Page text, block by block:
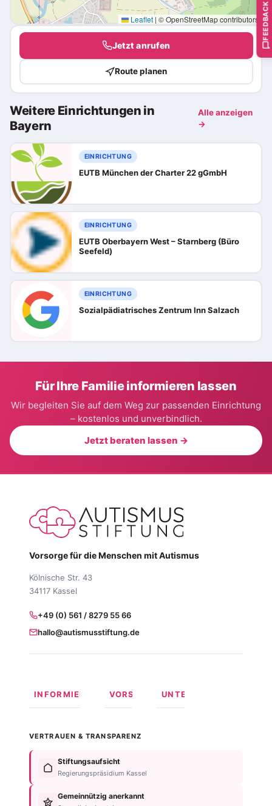
Leaflet | © OpenStreetMap contributors
Jetzt anrufen
Route planen
Weitere Einrichtungen in
Bayern
Alle anzeigen
→
EINRICHTUNG
EUTB München der Charter 22 gGmbH
EINRICHTUNG
EUTB Oberbayern West – Starnberg (Büro
Seefeld)
EINRICHTUNG
Sozialpädiatrisches Zentrum Inn Salzach
Für Ihre Familie informieren lassen
Wir begleiten Sie auf dem Weg zur passenden Einrichtung
– kostenlos und unverbindlich.
Jetzt beraten lassen →
Vorsorge für die Menschen mit Autismus
Kölnische Str. 43
34117 Kassel
+49 (0) 561 / 8279 55 66
hallo@autismusstiftung.de
INFORMIEREN
Formen
Autismus
Anzeichen
Diagnose
VORSORGEN
Behindertentestament
Im
Testament
Nachlassplanung
UNTERSTÜTZEN
VERTRAUEN & TRANSPARENZ
Stiftungsaufsicht
Regierungspräsidium Kassel
Gemeinnützig anerkannt
FEEDBACK